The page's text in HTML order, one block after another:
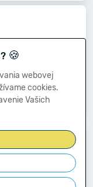
🍪
webovej
cookies.
Vašich